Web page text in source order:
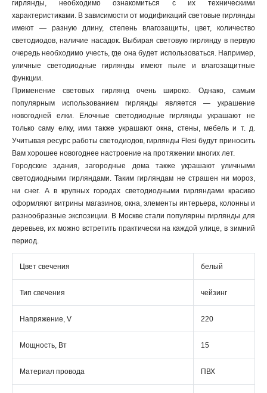
гирлянды, необходимо ознакомиться с их техническими
характеристиками. В зависимости от модификаций световые гирлянды
имеют — разную длину, степень влагозащиты, цвет, количество
светодиодов, наличие насадок. Выбирая световую гирлянду в первую
очередь необходимо учесть, где она будет использоваться. Например,
уличные светодиодные гирлянды имеют пыле и влагозащитные
функции.
Применение световых гирлянд очень широко. Однако, самым
популярным использованием гирлянды является — украшение
новогодней елки. Елочные светодиодные гирлянды украшают не
только саму елку, ими также украшают окна, стены, мебель и т. д.
Учитывая ресурс работы светодиодов, гирлянды Flesi будут приносить
Вам хорошее новогоднее настроение на протяжении многих лет.
Городские здания, загородные дома также украшают уличными
светодиодными гирляндами. Таким гирляндам не страшен ни мороз,
ни снег. А в крупных городах светодиодными гирляндами красиво
оформляют витрины магазинов, окна, элементы интерьера, колонны и
разнообразные экспозиции. В Москве стали популярны гирлянды для
деревьев, их можно встретить практически на каждой улице, в зимний
период.
Цвет свечения белый
Тип свечения чейзинг
Напряжение, V 220
Мощность, Вт 15
Материал провода ПВХ